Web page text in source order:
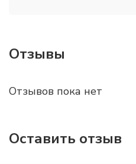
Отзывы
Отзывов пока нет
Оставить отзыв